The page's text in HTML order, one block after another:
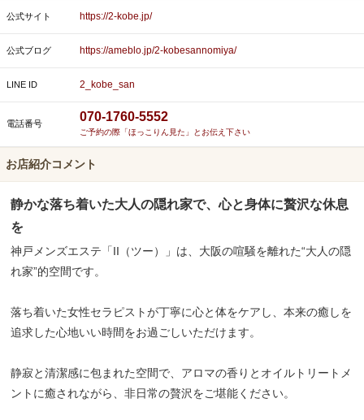
公式サイト https://2-kobe.jp/
公式ブログ https://ameblo.jp/2-kobesannomiya/
LINE ID 2_kobe_san
電話番号 070-1760-5552
ご予約の際「ほっこりん見た」とお伝え下さい
お店紹介コメント
静かな落ち着いた大人の隠れ家で、心と身体に贅沢な休息
を
神戸メンズエステ「II（ツー）」は、大阪の喧騒を離れた“大人の隠
れ家”的空間です。
落ち着いた女性セラピストが丁寧に心と体をケアし、本来の癒しを
追求した心地いい時間をお過ごしいただけます。
静寂と清潔感に包まれた空間で、アロマの香りとオイルトリートメ
ントに癒されながら、非日常の贅沢をご堪能ください。